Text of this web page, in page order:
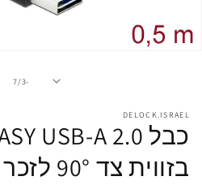
-3
/
מתוך
7
DELOCK.ISRAEL
בזווית צד 90° לזכר | צבע שחור